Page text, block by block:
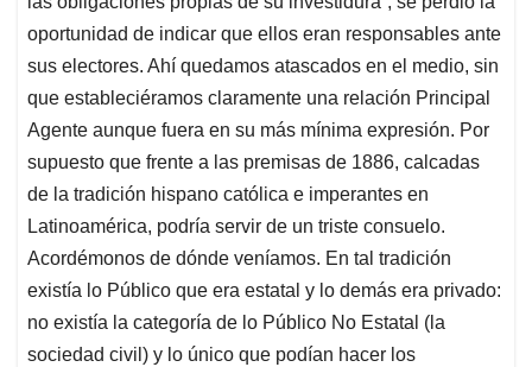
oportunidad de indicar que ellos eran responsables ante
sus electores. Ahí quedamos atascados en el medio, sin
que estableciéramos claramente una relación Principal
Agente aunque fuera en su más mínima expresión. Por
supuesto que frente a las premisas de 1886, calcadas
de la tradición hispano católica e imperantes en
Latinoamérica, podría servir de un triste consuelo.
Acordémonos de dónde veníamos. En tal tradición
existía lo Público que era estatal y lo demás era privado:
no existía la categoría de lo Público No Estatal (la
sociedad civil) y lo único que podían hacer los